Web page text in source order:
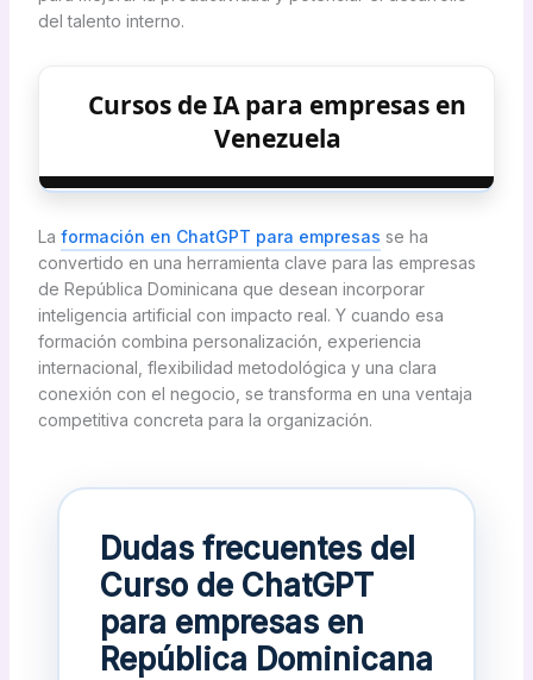
del talento interno.
Cursos de IA para empresas en
Venezuela
La formación en ChatGPT para empresas se ha
convertido en una herramienta clave para las empresas
de República Dominicana que desean incorporar
inteligencia artificial con impacto real. Y cuando esa
formación combina personalización, experiencia
internacional, flexibilidad metodológica y una clara
conexión con el negocio, se transforma en una ventaja
competitiva concreta para la organización.
Dudas frecuentes del
Curso de ChatGPT
para empresas en
República Dominicana